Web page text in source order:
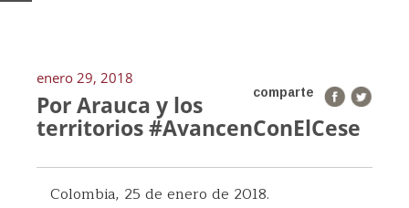
enero 29, 2018
comparte
Por Arauca y los
territorios #AvancenConElCese
Colombia, 25 de enero de 2018.